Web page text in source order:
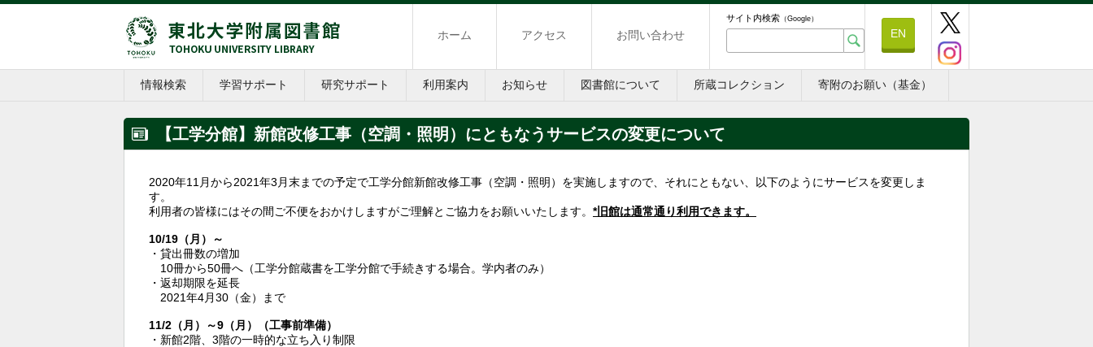
ホーム アクセス お問い合わせ
サイト内検索 （Google）
EN
情報検索 学習サポート 研究サポート 利用案内 お知らせ 図書館について 所蔵コレクション 寄附のお願い（基金）
【工学分館】新館改修工事（空調・照明）にともなうサービスの変更について
2020年11月から2021年3月末までの予定で工学分館新館改修工事（空調・照明）を実施しますので、それにともない、以下のようにサービスを変更しま
す。
利用者の皆様にはその間ご不便をおかけしますがご理解とご協力をお願いいたします。 *旧館は通常通り利用できます。
10/19（月）～
・貸出冊数の増加
10冊から50冊へ（工学分館蔵書を工学分館で手続きする場合。学内者のみ）
・返却期限を延長
2021年4月30（金）まで
11/2（月）～9（月）（工事前準備）
・新館2階、3階の一時的な立ち入り制限